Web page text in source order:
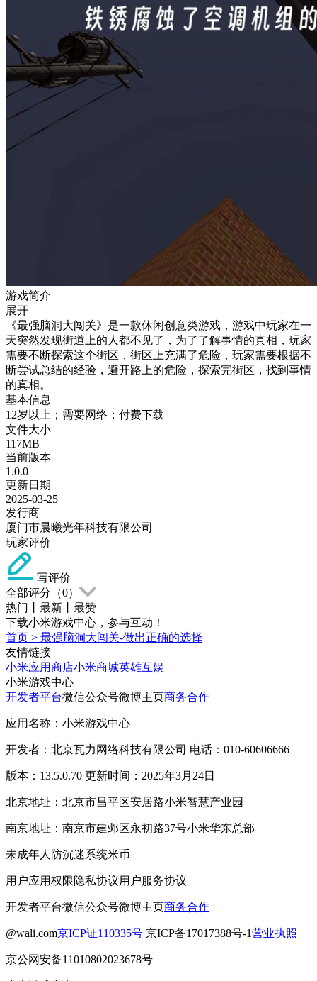
游戏简介
展开
《最强脑洞大闯关》是一款休闲创意类游戏，游戏中玩家在一
天突然发现街道上的人都不见了，为了了解事情的真相，玩家
需要不断探索这个街区，街区上充满了危险，玩家需要根据不
断尝试总结的经验，避开路上的危险，探索完街区，找到事情
的真相。
基本信息
12岁以上；需要网络；付费下载
文件大小
117MB
当前版本
1.0.0
更新日期
2025-03-25
发行商
厦门市晨曦光年科技有限公司
玩家评价
写评价
全部评分（0）
热门
最新
最赞
下载小米游戏中心，参与互动！
首页 > 最强脑洞大闯关-做出正确的选择
友情链接
小米应用商店小米商城英雄互娱
小米游戏中心
开发者平台微信公众号微博主页商务合作
应用名称：小米游戏中心
开发者：北京瓦力网络科技有限公司 电话：010-60606666
版本：13.5.0.70 更新时间：2025年3月24日
北京地址：北京市昌平区安居路小米智慧产业园
南京地址：南京市建邺区永初路37号小米华东总部
未成年人防沉迷系统米币
用户应用权限隐私协议用户服务协议
开发者平台微信公众号微博主页商务合作
@wali.com京ICP证110335号 京ICP备17017388号-1营业执照
京公网安备11010802023678号